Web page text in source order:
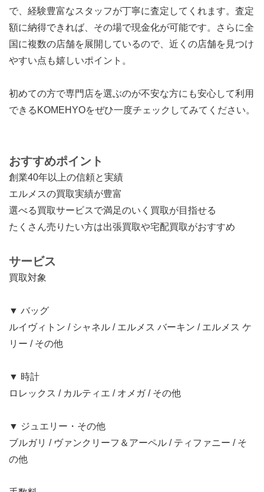
で、経験豊富なスタッフが丁寧に査定してくれます。査定
額に納得できれば、その場で現金化が可能です。さらに全
国に複数の店舗を展開しているので、近くの店舗を見つけ
やすい点も嬉しいポイント。
初めての方で専門店を選ぶのが不安な方にも安心して利用
できるKOMEHYOをぜひ一度チェックしてみてください。
おすすめポイント
創業40年以上の信頼と実績
エルメスの買取実績が豊富
選べる買取サービスで満足のいく買取が目指せる
たくさん売りたい方は出張買取や宅配買取がおすすめ
サービス
買取対象
▼ バッグ
ルイヴィトン / シャネル / エルメス バーキン / エルメス ケ
リー / その他
▼ 時計
ロレックス / カルティエ / オメガ / その他
▼ ジュエリー・その他
ブルガリ / ヴァンクリーフ＆アーペル / ティファニー / そ
の他